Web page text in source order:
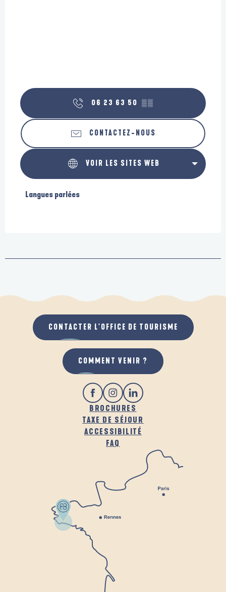
06 23 63 50 ▒▒
CONTACTEZ-NOUS
VOIR LES SITES WEB
Langues parlées
Langues parlées
BROCHURES
TAXE DE SÉJOUR
ACCESSIBILITÉ
FAQ
CONTACTER L'OFFICE DE TOURISME
COMMENT VENIR ?